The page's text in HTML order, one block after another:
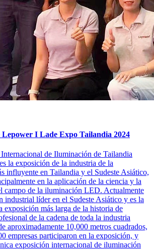
Lepower I Lade Expo Tailandia 2024
de Iluminación de Tailandia
la exposición de la industria de la
influyente en Tailandia y el Sudeste Asiático,
en la aplicación de la ciencia y la
campo de la iluminación LED. Actualmente
industrial líder en el Sudeste Asiático y es la
exposición más larga de la historia de
de la cadena de toda la industria
aproximadamente 10,000 metros cuadrados,
empresas participaron en la exposición, y
exposición internacional de iluminación